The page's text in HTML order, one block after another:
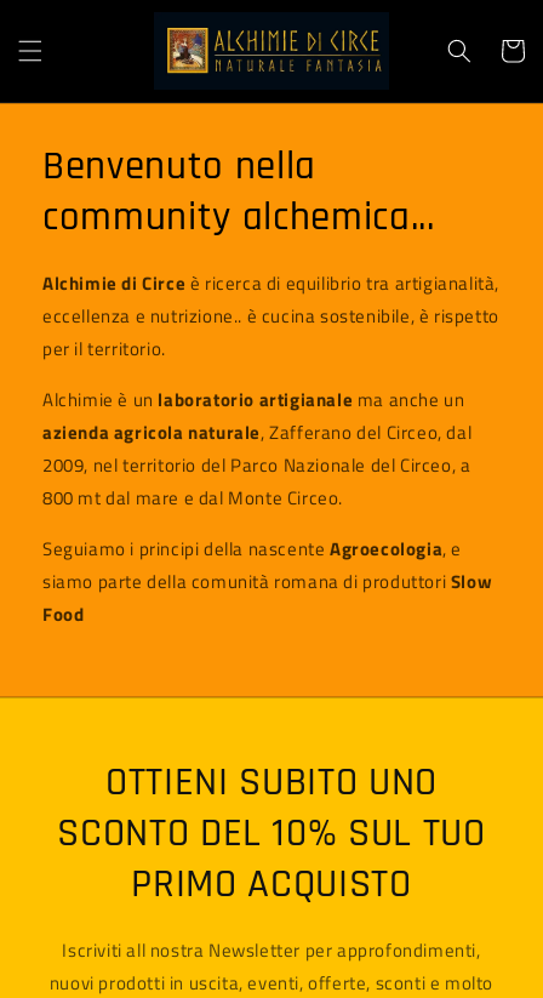
contenu Panier
Benvenuto nella
community alchemica...
Alchimie di Circe è ricerca di equilibrio tra artigianalità,
eccellenza e nutrizione.. è cucina sostenibile, è rispetto
per il territorio.
Alchimie è un laboratorio artigianale ma anche un
azienda agricola naturale, Zafferano del Circeo, dal
2009, nel territorio del Parco Nazionale del Circeo, a
800 mt dal mare e dal Monte Circeo.
Seguiamo i principi della nascente Agroecologia, e
siamo parte della comunità romana di produttoriSlow
Food
OTTIENI SUBITO UNO
SCONTO DEL 10% SUL TUO
PRIMO ACQUISTO
Iscriviti all nostra Newsletter per approfondimenti,
nuovi prodotti in uscita, eventi, offerte, sconti e molto